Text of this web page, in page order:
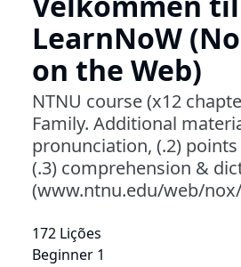
LearnNoW
on the Web)
NTNU course (x12
Family. Additional
pronunciation, (.2)
(.3) comprehension &
(www.ntnu.edu/web/
172 Lições
Beginner 1